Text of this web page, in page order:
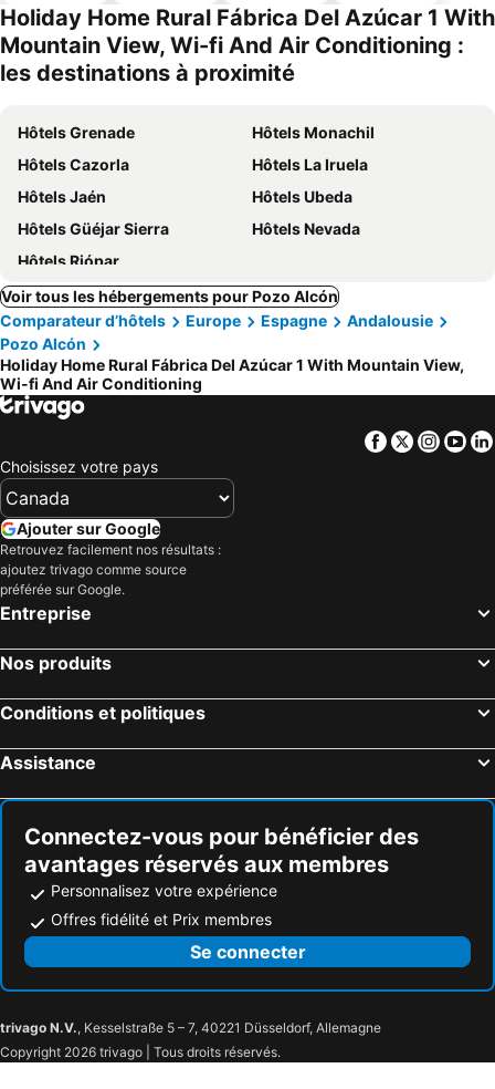
Holiday Home Rural Fábrica Del Azúcar 1 With
Mountain View, Wi-fi And Air Conditioning :
les destinations à proximité
Hôtels Grenade
Hôtels Monachil
Hôtels Cazorla
Hôtels La Iruela
Hôtels Jaén
Hôtels Ubeda
Hôtels Güéjar Sierra
Hôtels Nevada
Hôtels Riópar
Voir tous les hébergements pour Pozo Alcón
Comparateur d’hôtels
Europe Espagne
Andalousie
Pozo Alcón
Holiday Home Rural Fábrica Del Azúcar 1 With Mountain View,
Wi-fi And Air Conditioning
Facebook
Twitter
Choisissez votre pays
Ajouter sur Google
Retrouvez facilement nos résultats :
ajoutez trivago comme source
préférée sur Google.
Entreprise
Nos produits
Conditions et politiques
Assistance
Connectez-vous pour bénéficier des
avantages réservés aux membres
Personnalisez votre expérience
Offres fidélité et Prix membres
Se connecter
trivago N.V., Kesselstraße 5 – 7, 40221 Düsseldorf, Allemagne
Copyright 2026 trivago | Tous droits réservés.